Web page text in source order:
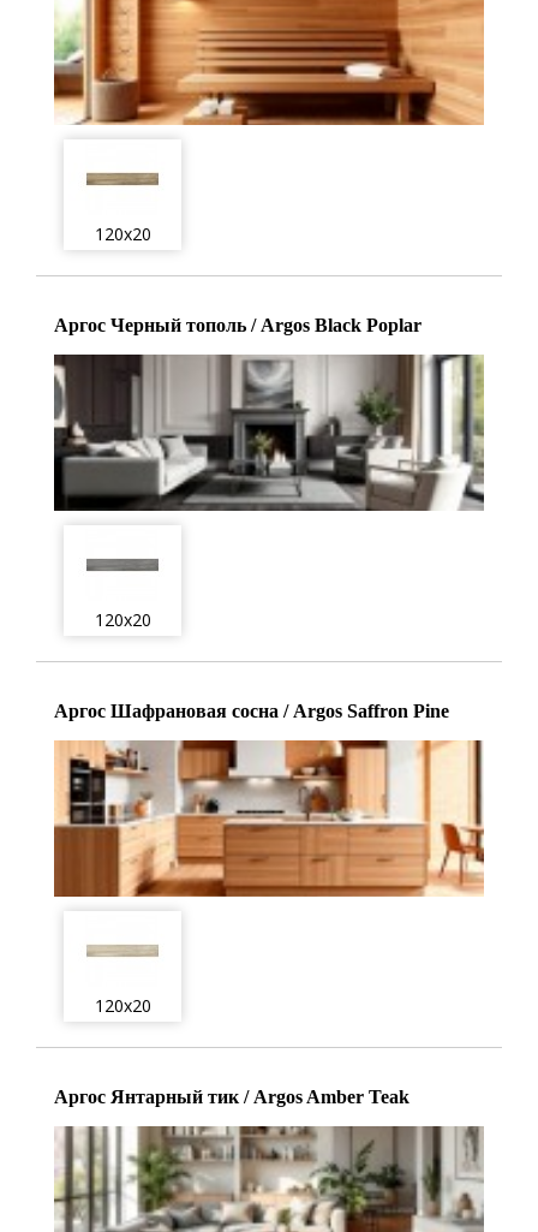
120x20
Аргос Черный тополь / Argos Black Poplar
120x20
Аргос Шафрановая сосна / Argos Saffron Pine
120x20
Аргос Янтарный тик / Argos Amber Teak